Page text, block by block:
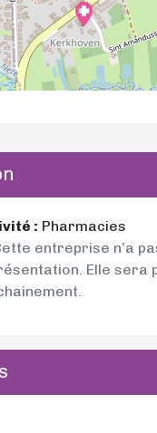
: Pharmacies
entreprise n’a
Elle sera